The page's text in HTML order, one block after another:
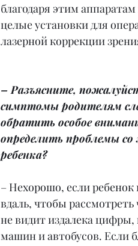
благодаря этим
целые установки для
лазерной коррекции
– Разъясните,
симптомы родителям
обратить особое
определить проблемы со
ребенка?
– Нехорошо, если ребенок
вдаль, чтобы
не видит издалека цифры,
машин и автобусов. Если